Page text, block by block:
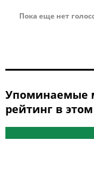
Пока еще нет
Упоминаемые
рейтинг в